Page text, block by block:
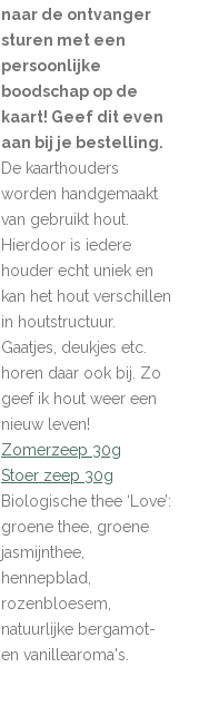
naar de ontvanger
sturen met een
persoonlijke
boodschap op de
kaart! Geef dit even
aan bij je bestelling.
De kaarthouders
worden handgemaakt
van gebruikt hout.
Hierdoor is iedere
houder echt uniek en
kan het hout verschillen
in houtstructuur.
Gaatjes, deukjes etc.
horen daar ook bij. Zo
geef ik hout weer een
nieuw leven!
Zomerzeep 30g
Stoer zeep 30g
Biologische thee ‘Love’:
groene thee, groene
jasmijnthee,
hennepblad,
rozenbloesem,
natuurlijke bergamot-
en vanillearoma's.